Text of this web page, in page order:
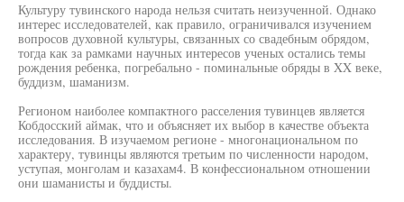
Культуру тувинского народа нельзя считать неизученной. Однако
интерес исследователей, как правило, ограничивался изучением
вопросов духовной культуры, связанных со свадебным обрядом,
тогда как за рамками научных интересов ученых остались темы
рождения ребенка, погребально - поминальные обряды в XX веке,
буддизм, шаманизм.
Регионом наиболее компактного расселения тувинцев является
Кобдосский аймак, что и объясняет их выбор в качестве объекта
исследования. В изучаемом регионе - многонациональном по
характеру, тувинцы являются третьим по численности народом,
уступая, монголам и казахам4. В конфессиональном отношении
они шаманисты и буддисты.